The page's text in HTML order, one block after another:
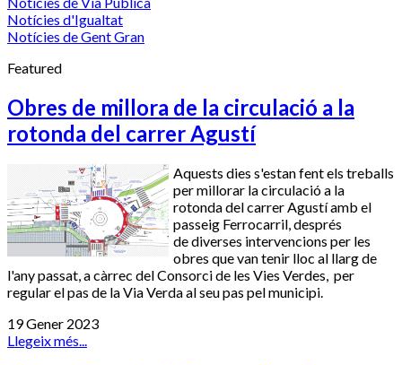
Notícies d'Igualtat
Notícies de Gent Gran
Featured
Obres de millora de la circulació a la
rotonda del carrer Agustí
Aquests dies s'estan fent els treballs
per millorar la circulació a la
rotonda del carrer Agustí amb el
passeig Ferrocarril, després
de diverses intervencions per les
obres que van tenir lloc al llarg de
l'any passat, a càrrec del Consorci de les Vies Verdes, per
regular el pas de la Via Verda al seu pas pel municipi.
19 Gener 2023
Llegeix més...